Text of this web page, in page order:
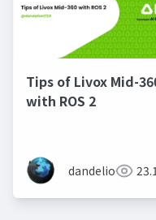
Tips of Livox Mid-
with ROS 2
dandelion